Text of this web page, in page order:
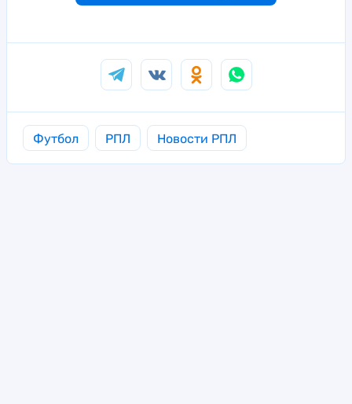
Футбол РПЛ Новости РПЛ